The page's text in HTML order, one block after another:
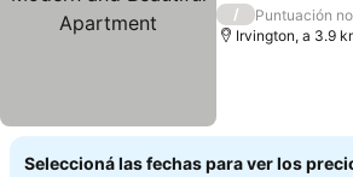
Ver precios
/
Puntuación
Irvington, a 3.9
Seleccioná las fechas para ver los